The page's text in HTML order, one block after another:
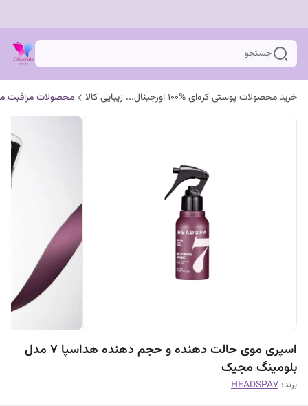
جستجو
خرید محصولات پوستی کره‌ای %100 اورجینال... زیبایی کالا محصولات مراقبت
اسپری موی حالت دهنده و حجم دهنده هداسپا ۷ مدل
بلومینگ مجیک
برند: HEADSPA7